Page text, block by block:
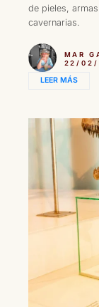
de pieles,
cavernarias.
MAR
22/02/
LEER MÁS